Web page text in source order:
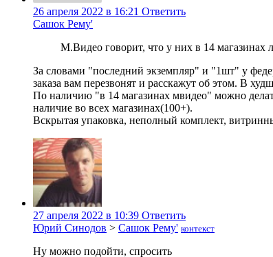
26 апреля 2022 в 16:21 Ответить
Сашок Рему'
М.Видео говорит, что у них в 14 магазинах
За словами "последний экземпляр" и "1шт" у
заказа вам перезвонят и расскажут об этом. В
По наличию "в 14 магазинах мвидео" можно
наличие во всех магазинах(100+).
Вскрытая упаковка, неполный комплект,
27 апреля 2022 в 10:39 Ответить
Юрий Синодов > Сашок Рему' контекст
Ну можно подойти, спросить